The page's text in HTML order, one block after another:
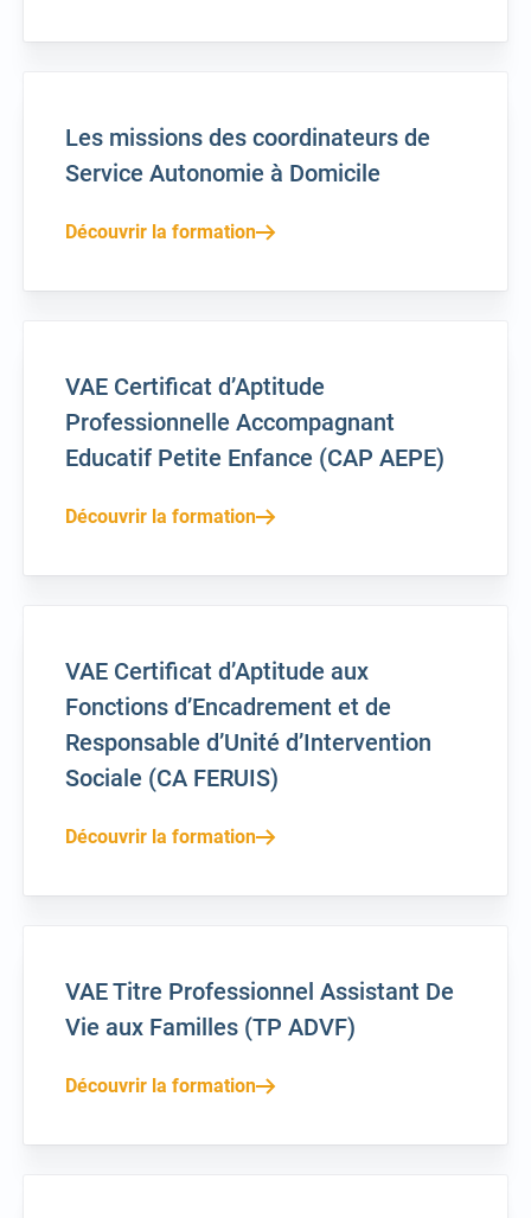
Les missions des coordinateurs de
Service Autonomie à Domicile
Découvrir la formation
VAE Certificat d’Aptitude
Professionnelle Accompagnant
Educatif Petite Enfance (CAP AEPE)
Découvrir la formation
VAE Certificat d’Aptitude aux
Fonctions d’Encadrement et de
Responsable d’Unité d’Intervention
Sociale (CA FERUIS)
Découvrir la formation
VAE Titre Professionnel Assistant De
Vie aux Familles (TP ADVF)
Découvrir la formation